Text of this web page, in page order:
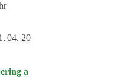
04, 20
a